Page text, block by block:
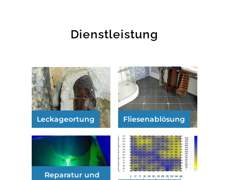
Dienstleistung
Leckageortung Fliesenablösung
Reparatur und